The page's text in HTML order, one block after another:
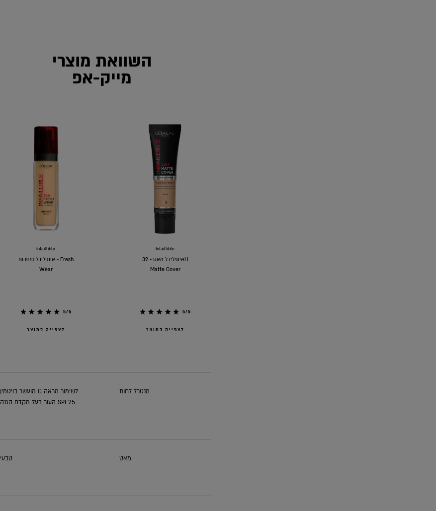
השוואת מוצרי
מייק-אפ
Infaillible
אינפליבל פרש וור - Fresh
Wear
5/5
לצפייה במוצר
מועשר בויטמין C לשימור מראה
העור בעל מקדם הגנה SPF25
טבעי
Infaillible
אינפליבל מאט - 32H
Matte Cover
5/5
לצפייה במוצר
מנטרל לחות
מאט